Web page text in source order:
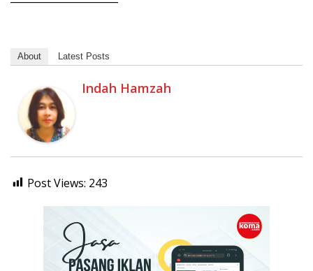
About Latest Posts
Indah Hamzah
Post Views: 243